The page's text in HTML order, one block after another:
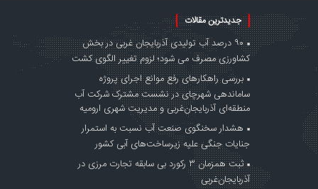
جدیدترین مقالات
۹۰ درصد آب تولیدی آذربایجان غربی در بخش
کشاورزی مصرف می شود؛ لزوم تغییر الگوی کشت
بررسی راهکارهای رفع موانع اجرای پروژه
ساماندهی شهرچای در نشست مشترک شرکت آب
منطقه‌ای آذربایجان‌غربی و مدیریت شهری ارومیه
هشدار سخنگوی صنعت آب نسبت به استمرار
جنایات جنگی علیه زیرساخت‌های آبی کشور
ثبت همزمان ۳ رکورد بی سابقه تجارت مرزی در
آذربایجان‌غربی